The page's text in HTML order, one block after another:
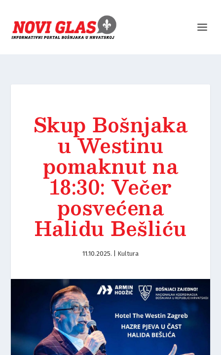
Skup Bošnjaka
u Westinu
pomaknut na
18:30: Večer
posvećena
Halidu Bešliću
11.10.2025. Kultura